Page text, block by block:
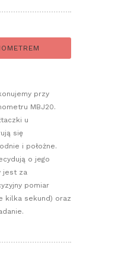
przy
MBJ20.
u
się
i położne.
o jego
jest za
pomiar
kilka sekund) oraz